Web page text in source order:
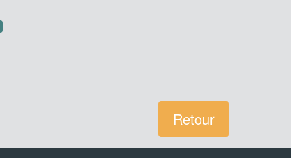
Retour